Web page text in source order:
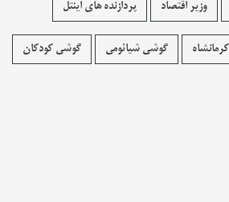
وزیر اقتصاد پردازنده های اینتل
کرمانشاه گوشی شیائومی گوشی کودکان